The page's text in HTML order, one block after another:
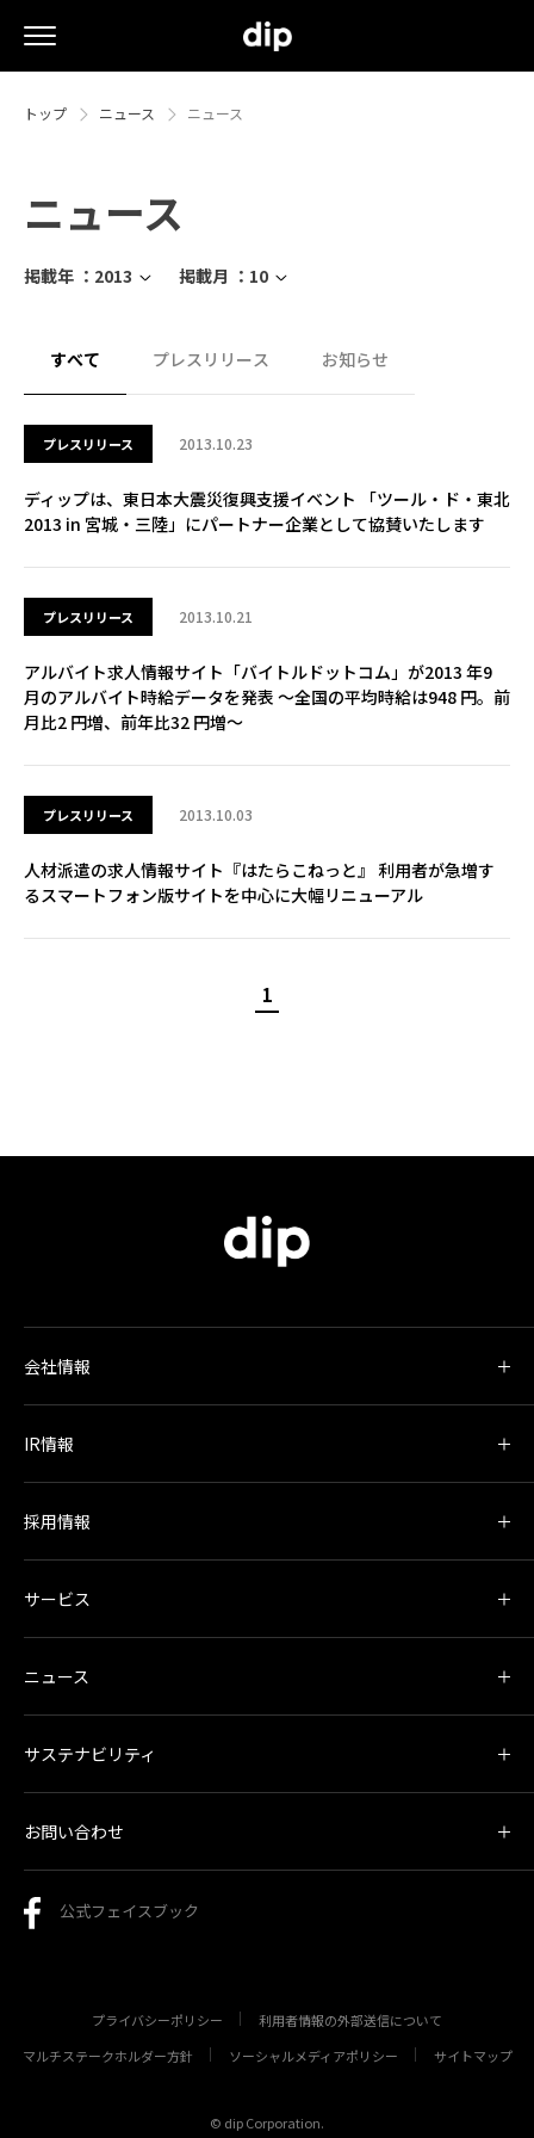
トップ ニュース ニュース
ニュース
掲載年 ： 2013 掲載月 ： 10
すべて プレスリリース お知らせ
プレスリリース 2013.10.23
ディップは、東日本大震災復興支援イベント 「ツール・ド・東北
2013 in 宮城・三陸」にパートナー企業として協賛いたします
プレスリリース 2013.10.21
アルバイト求人情報サイト「バイトルドットコム」が2013 年9
月のアルバイト時給データを発表 ～全国の平均時給は948 円。前
月比2 円増、前年比32 円増～
プレスリリース 2013.10.03
人材派遣の求人情報サイト『はたらこねっと』 利用者が急増す
るスマートフォン版サイトを中心に大幅リニューアル
1
会社情報
IR情報
採用情報
サービス
ニュース
サステナビリティ
お問い合わせ
公式フェイスブック
プライバシーポリシー
利用者情報の外部送信について
マルチステークホルダー方針
ソーシャルメディアポリシー サイトマップ
© dip Corporation.